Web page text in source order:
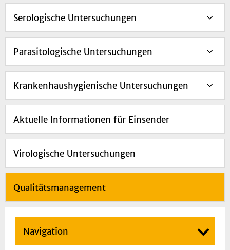
Serologische Untersuchungen
Parasitologische Untersuchungen
Krankenhaushygienische Untersuchungen
Aktuelle Informationen für Einsender
Virologische Untersuchungen
Qualitätsmanagement
Navigation